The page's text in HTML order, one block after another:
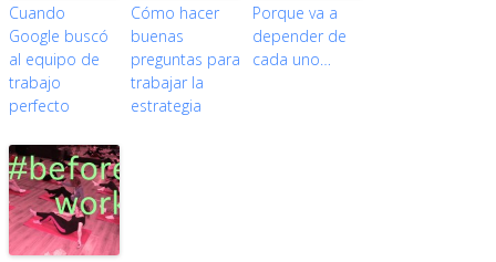
Cuando
Google buscó
al equipo de
trabajo
perfecto
Cómo hacer
buenas
preguntas para
trabajar la
estrategia
Porque va a
depender de
cada uno…